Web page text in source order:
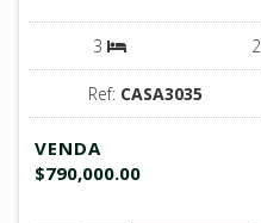
3 2
Ref: CASA3035
VENDA
$790,000.00